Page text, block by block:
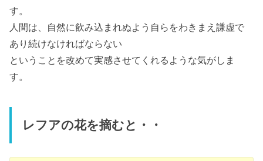
す。
人間は、自然に飲み込まれぬよう自らをわきまえ謙虚で
あり続けなければならない
ということを改めて実感させてくれるような気がしま
す。
レフアの花を摘むと・・